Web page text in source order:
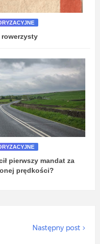
rowerzysty
pierwszy mandat za
prędkości?
Następny post